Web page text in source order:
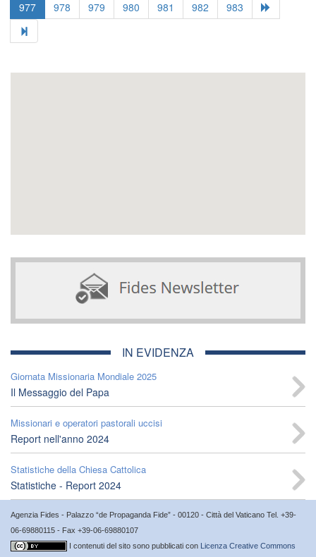
977
978 979 980 981 982 983
IN EVIDENZA
Giornata Missionaria Mondiale 2025
Il Messaggio del Papa
Missionari e operatori pastorali uccisi
Report nell'anno 2024
Statistiche della Chiesa Cattolica
Statistiche - Report 2024
Agenzia Fides - Palazzo “de Propaganda Fide” - 00120 - Città del Vaticano Tel. +39-
06-69880115 - Fax +39-06-69880107
I contenuti del sito sono pubblicati con Licenza Creative Commons